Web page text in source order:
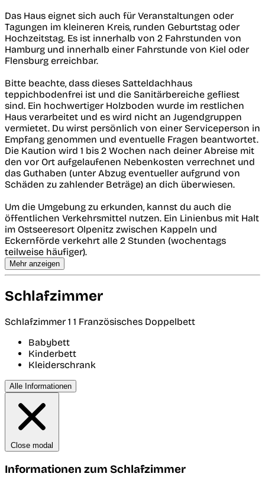
Das Haus eignet sich auch für Veranstaltungen oder
Tagungen im kleineren Kreis, runden Geburtstag oder
Hochzeitstag. Es ist innerhalb von 2 Fahrstunden von
Hamburg und innerhalb einer Fahrstunde von Kiel oder
Flensburg erreichbar.
Bitte beachte, dass dieses Satteldachhaus
teppichbodenfrei ist und die Sanitärbereiche gefliest
sind. Ein hochwertiger Holzboden wurde im restlichen
Haus verarbeitet und es wird nicht an Jugendgruppen
vermietet. Du wirst persönlich von einer Serviceperson in
Empfang genommen und eventuelle Fragen beantwortet.
Die Kaution wird 1 bis 2 Wochen nach deiner Abreise mit
den vor Ort aufgelaufenen Nebenkosten verrechnet und
das Guthaben (unter Abzug eventueller aufgrund von
Schäden zu zahlender Beträge) an dich überwiesen.
Um die Umgebung zu erkunden, kannst du auch die
öffentlichen Verkehrsmittel nutzen. Ein Linienbus mit Halt
im Ostseeresort Olpenitz zwischen Kappeln und
Eckernförde verkehrt alle 2 Stunden (wochentags
teilweise häufiger).
Mehr anzeigen
Schlafzimmer
Schlafzimmer 1 1 Französisches Doppelbett
Babybett
Kinderbett
Kleiderschrank
Alle Informationen
Close modal
Informationen zum Schlafzimmer